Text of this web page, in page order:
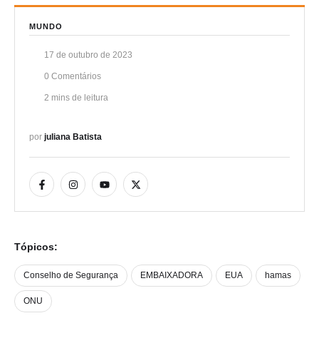
MUNDO
17 de outubro de 2023
0 Comentários
2 mins de leitura
por juliana Batista
Tópicos:
Conselho de Segurança EMBAIXADORA EUA hamas
ONU